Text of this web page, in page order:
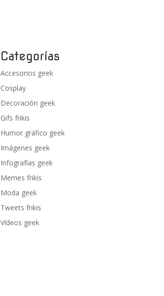
Categorías
Accesorios geek
Cosplay
Decoración geek
Gifs frikis
Humor gráfico geek
Imágenes geek
Infografías geek
Memes frikis
Moda geek
Tweets frikis
Vídeos geek